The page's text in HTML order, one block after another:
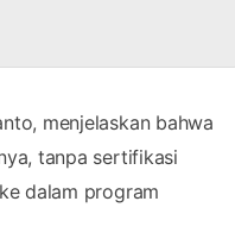
menjelaskan bahwa
tanpa sertifikasi
dalam program